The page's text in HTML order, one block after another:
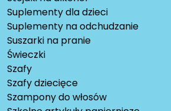
Suplementy dla dzieci
Suplementy na odchudzanie
Suszarki na pranie
Świeczki
Szafy
Szafy dziecięce
Szampony do włosów